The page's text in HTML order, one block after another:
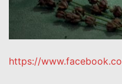
https://